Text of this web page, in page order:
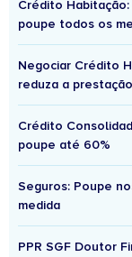
Crédito
poupe todos os
Negociar Crédito
reduza a
Crédito
poupe até 60%
Seguros: Poupe
medida
PPR SGF Doutor